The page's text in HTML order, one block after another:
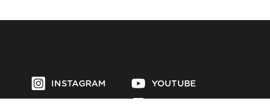
INSTAGRAM YOUTUBE